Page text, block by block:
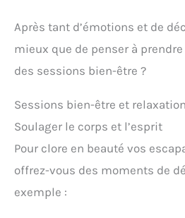
Après tant d’émotions et de
mieux que de penser à
des sessions bien-être ?
Sessions bien-être et
Soulager le corps et l’esprit
Pour clore en beauté vos
offrez-vous des moments de
exemple :